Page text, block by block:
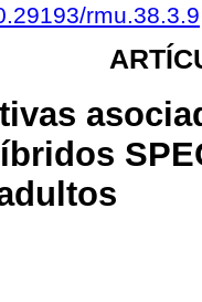
rmu.38.3.9